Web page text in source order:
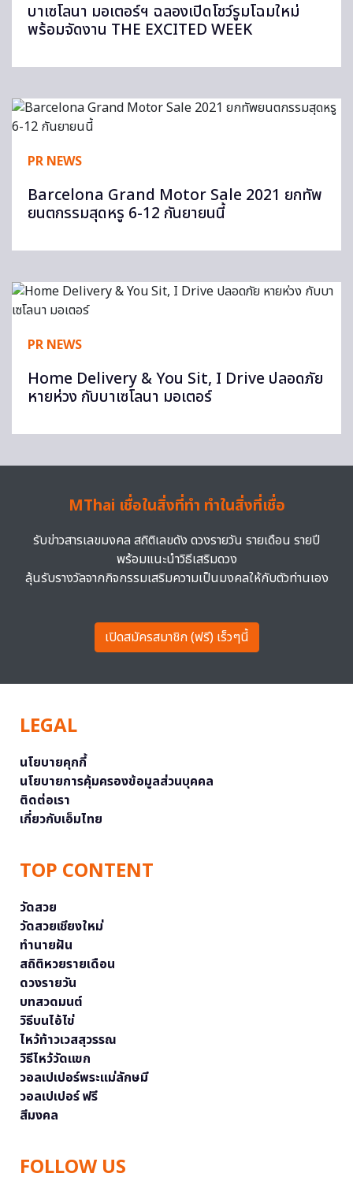
บาเซโลนา มอเตอร์ฯ ฉลองเปิดโชว์รูมโฉมใหม่
พร้อมจัดงาน THE EXCITED WEEK
PR NEWS
Barcelona Grand Motor Sale 2021 ยกทัพ
ยนตกรรมสุดหรู 6-12 กันยายนนี้
PR NEWS
Home Delivery & You Sit, I Drive ปลอดภัย
หายห่วง กับบาเซโลนา มอเตอร์
MThai เชื่อในสิ่งที่ทำ ทำในสิ่งที่เชื่อ
รับข่าวสารเลขมงคล สถิติเลขดัง ดวงรายวัน รายเดือน รายปี
พร้อมแนะนำวิธีเสริมดวง
ลุ้นรับรางวัลจากกิจกรรมเสริมความเป็นมงคลให้กับตัวท่านเอง
เปิดสมัครสมาชิก (ฟรี) เร็วๆนี้
LEGAL
นโยบายคุกกี้
นโยบายการคุ้มครองข้อมูลส่วนบุคคล
ติดต่อเรา
เกี่ยวกับเอ็มไทย
TOP CONTENT
วัดสวย
วัดสวยเชียงใหม่
ทำนายฝัน
สถิติหวยรายเดือน
ดวงรายวัน
บทสวดมนต์
วิธีบนไอ้ไข่
ไหว้ท้าวเวสสุวรรณ
วิธีไหว้วัดแขก
วอลเปเปอร์พระแม่ลักษมี
วอลเปเปอร์ ฟรี
สีมงคล
FOLLOW US